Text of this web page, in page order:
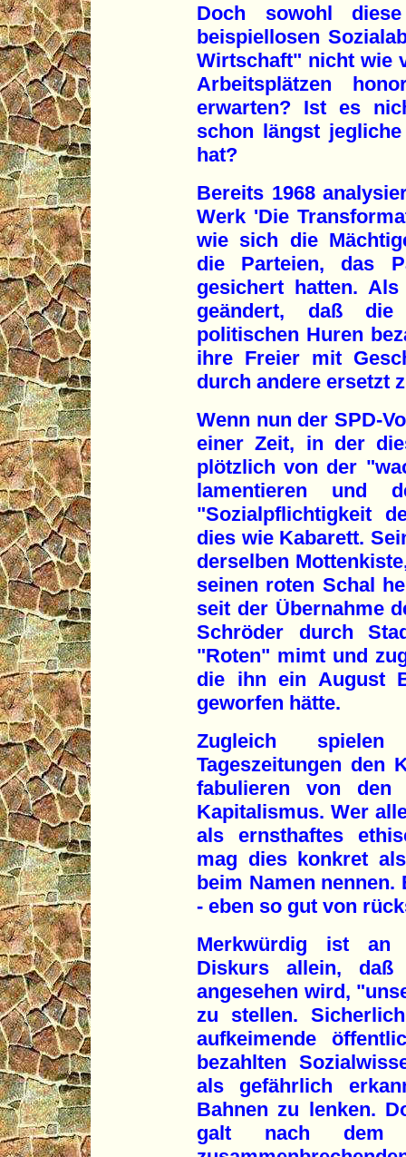
Doch sowohl
beispiellosen
Wirtschaft" nicht wie
Arbeitsplätzen
erwarten? Ist es
schon längst
hat?
Bereits 1968
Werk 'Die
wie sich die
die Parteien, das
gesichert hatten.
geändert, daß
politischen Huren
ihre Freier mit
durch andere ersetzt
Wenn nun der SPD-
einer Zeit, in der
plötzlich von der
lamentieren und
"Sozialpflichtigkeit
dies wie Kabarett.
derselben
seinen roten Schal
seit der Übernahme
Schröder durch
"Roten" mimt und
die ihn ein August
geworfen hätte.
Zugleich spielen
Tageszeitungen den
fabulieren von den
Kapitalismus. Wer
als ernsthaftes
mag dies konkret
beim Namen
- eben so gut von
Merkwürdig ist an
Diskurs allein,
angesehen wird,
zu stellen.
aufkeimende
bezahlten
als gefährlich
Bahnen zu lenken.
galt nach dem